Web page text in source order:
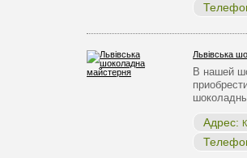
Львівська
В нашей
Адрес: